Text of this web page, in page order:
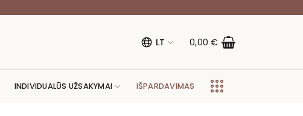
LT 0,00€
INDIVIDUALŪS UŽSAKYMAI IŠPARDAVIMAS